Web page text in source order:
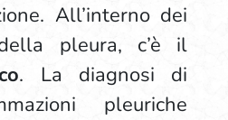
All’interno dei
pleura, c’è il
. La diagnosi di
pleuriche